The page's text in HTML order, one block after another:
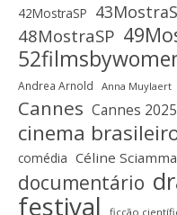
42MostraSP
48MostraSP
Andrea Arnold Anna Muylaert
Cannes Cannes 2025
cinema
comédia Céline Sciamma
documentário
festival ficção